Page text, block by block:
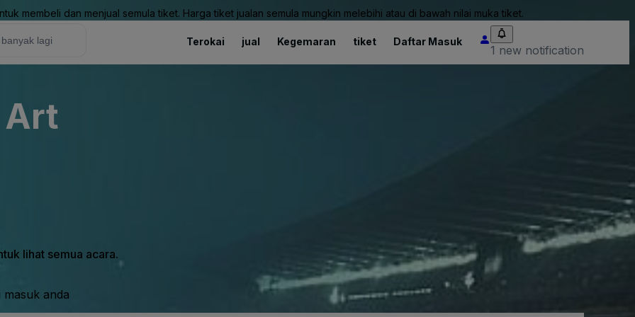
membeli dan menjual semula tiket. Harga tiket jualan semula mungkin melebihi atau di bawah nilai muka tiket.
Terokai jual Kegemaran tiket Daftar Masuk
1 new notification
Art
lihat semua acara.
anda